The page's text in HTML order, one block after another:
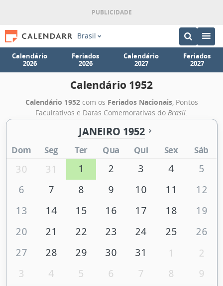
Brasil
Calendário
2026
Feriados
2026
Calendário
2027
Feriados
2027
Calendário 1952
Calendário 1952com os Feriados Nacionais, Pontos
Facultativos e Datas Comemorativas do Brasil.
JANEIRO 1952
Dom Seg Ter Qua Qui Sex Sáb
30 31 1 2 3 4
5
6
7 8 9 10 11
12
13
14 15 16 17 18
19
20
21 22 23 24 25
26
27
28 29 30 31 1
2
3
4 5 6 7 8 9